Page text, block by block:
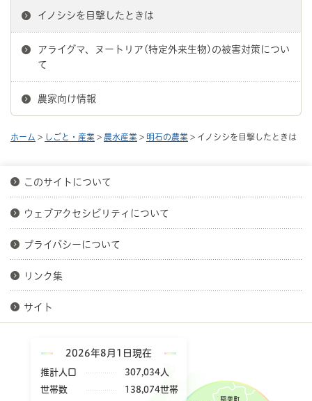
イノシシを目撃したときは
アライグマ、ヌートリア(特定外来生物)の被害対策につい
て
農家向け情報
ホーム > しごと・産業 > 農水産業 > 明石の農業 > イノシシを目撃したときは
このサイトについて
ウェブアクセシビリティについて
プライバシーについて
リンク集
サイト
2026年8月1日現在
推計人口
307,034人
世帯数
138,074世帯